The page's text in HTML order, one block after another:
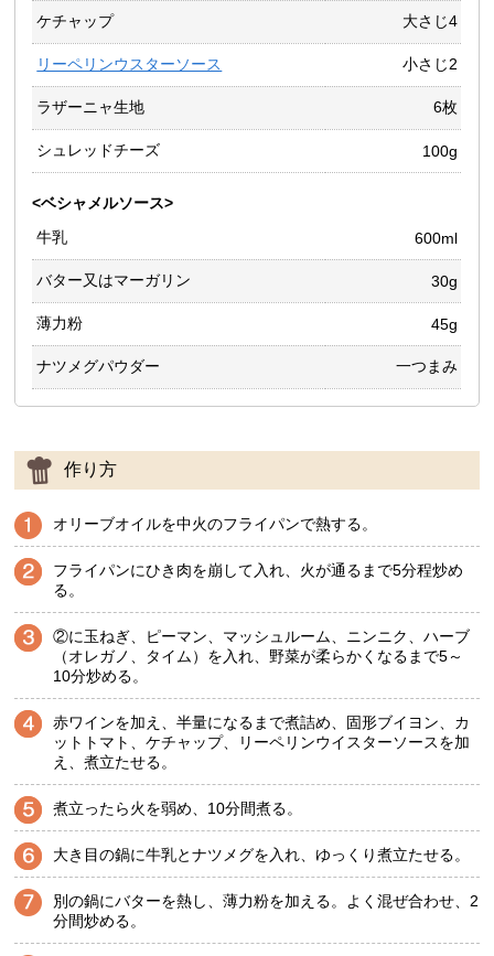
ケチャップ 大さじ4
リーペリンウスターソース 小さじ2
ラザーニャ生地 6枚
シュレッドチーズ 100g
<ベシャメルソース>
牛乳
600ml
バター又はマーガリン 30g
薄力粉 45g
ナツメグパウダー 一つまみ
作り方
オリーブオイルを中火のフライパンで熱する。
フライパンにひき肉を崩して入れ、火が通るまで5分程炒め
る。
②に玉ねぎ、ピーマン、マッシュルーム、ニンニク、ハーブ
（オレガノ、タイム）を入れ、野菜が柔らかくなるまで5～
10分炒める。
赤ワインを加え、半量になるまで煮詰め、固形ブイヨン、カ
ットトマト、ケチャップ、リーペリンウイスターソースを加
え、煮立たせる。
煮立ったら火を弱め、10分間煮る。
大き目の鍋に牛乳とナツメグを入れ、ゆっくり煮立たせる。
別の鍋にバターを熱し、薄力粉を加える。よく混ぜ合わせ、2
分間炒める。